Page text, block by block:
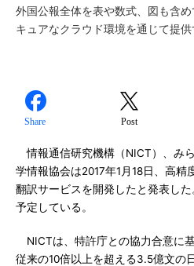
外国公報全体を表や数式、図も含
キュアなクラウド環境を通じて提供
Share Post
情報通信研究機構（NICT）、み
学情報協会は2017年1月18日、高精
翻訳サービスを開発したと発表し
予定している。
NICTは、特許庁との協力合意に
従来の10倍以上を超える3.5億文の